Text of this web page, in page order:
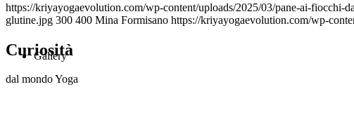
Gallery
https://kriyayogaevolution.com/wp-content/uploads/2025/03/pane-ai-fiocchi-
glutine.jpg 300 400 Mina Formisano https://kriyayogaevolution.com/wp-
Curiosità
dal mondo Yoga